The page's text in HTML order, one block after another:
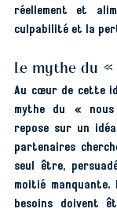
réellement et
culpabilité et la
Le mythe du
Au cœur de cette
mythe du «
repose sur un
partenaires
seul être,
moitié manquante.
besoins doivent